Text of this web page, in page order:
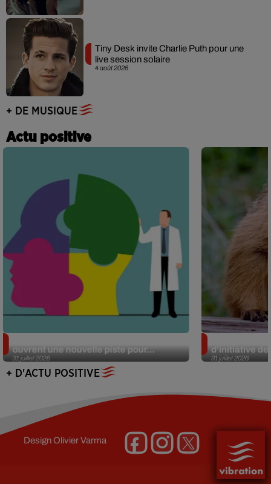
4 août 2026
Tiny Desk invite Charlie Puth pour une
live session solaire
+ DE MUSIQUE
Actu positive
31 juillet 2026
ouvrent une nouvelle piste pour...
31 juillet 2026
d’initiative
+ D'ACTU POSITIVE
DesignOlivier Varma